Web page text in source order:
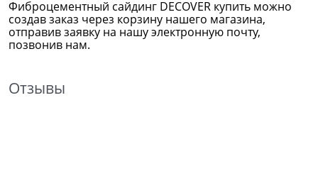
Фиброцементный сайдинг DECOVER купить можно
создав заказ через корзину нашего магазина,
отправив заявку на нашу электронную почту,
позвонив нам.
Отзывы